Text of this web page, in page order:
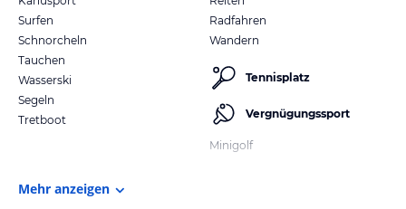
Surfen
Schnorcheln
Tauchen
Wasserski
Segeln
Tretboot
Radfahren
Wandern
Tennisplatz
Vergnügungssport
Minigolf
Mehr anzeigen